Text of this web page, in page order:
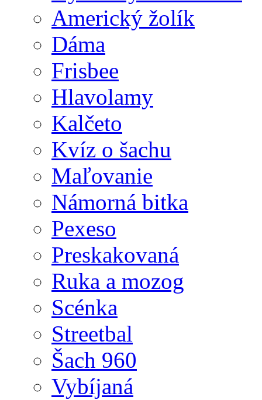
Americký žolík
Dáma
Frisbee
Hlavolamy
Kalčeto
Kvíz o šachu
Maľovanie
Námorná bitka
Pexeso
Preskakovaná
Ruka a mozog
Scénka
Streetbal
Šach 960
Vybíjaná